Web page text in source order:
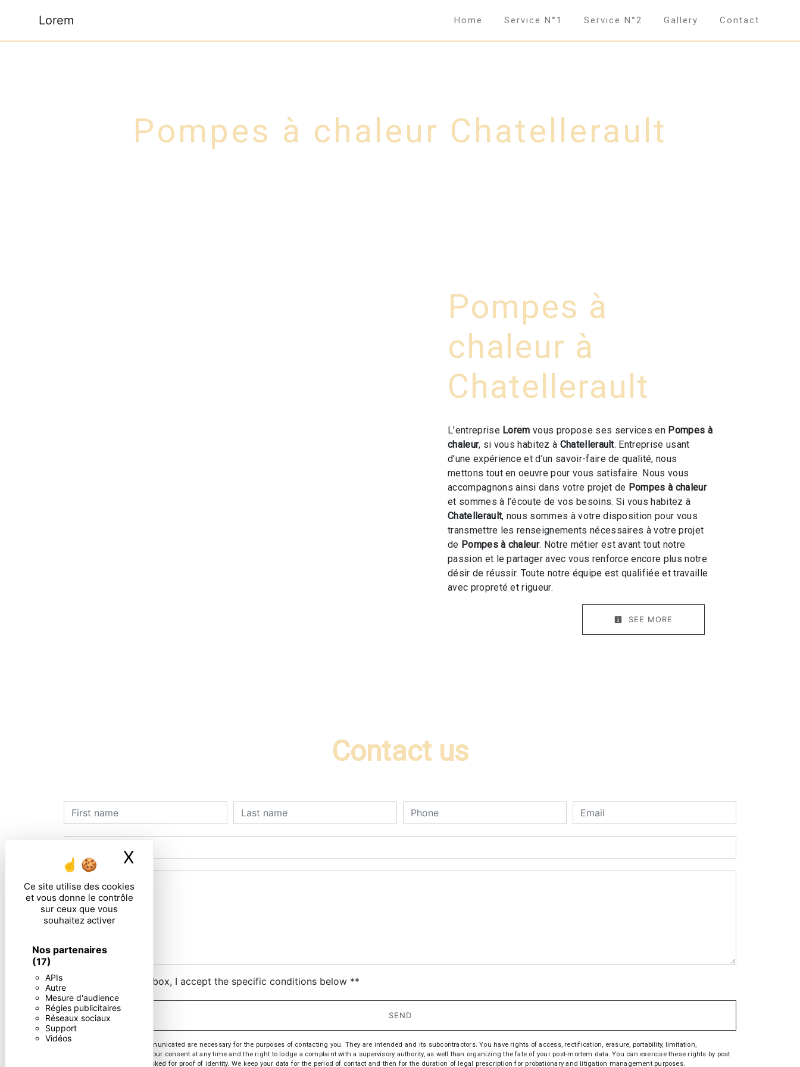
Ce site utilise des cookies
et vous donne le contrôle
sur ceux que vous
souhaitez activer
Nos partenaires
(17)
APIs
Autre
Mesure d'audience
Régies publicitaires
Réseaux sociaux
Support
Vidéos
X Masquer le bandeau des cookies
Lorem Home Service N°1 Service N°2 Gallery Contact
Pompes à chaleur Chatellerault
Pompes à
chaleur à
Chatellerault
L’entreprise Lorem vous propose ses services en Pompes à
chaleur, si vous habitez à Chatellerault. Entreprise usant
d’une expérience et d’un savoir-faire de qualité, nous
mettons tout en oeuvre pour vous satisfaire. Nous vous
accompagnons ainsi dans votre projet de Pompes à chaleur
et sommes à l’écoute de vos besoins. Si vous habitez à
Chatellerault, nous sommes à votre disposition pour vous
transmettre les renseignements nécessaires à votre projet
de Pompes à chaleur. Notre métier est avant tout notre
passion et le partager avec vous renforce encore plus notre
désir de réussir. Toute notre équipe est qualifiée et travaille
avec propreté et rigueur.
SEE MORE
Contact us
By checking this box, I accept the specific conditions below **
SEND
** The personal data communicated are necessary for the purposes of contacting you. They are intended and its subcontractors. You have rights of access, rectification, erasure, portability, limitation,
opposition, withdrawal of your consent at any time and the right to lodge a complaint with a supervisory authority, as well than organizing the fate of your post-mortem data. You can exercise these rights by post
or by email. You may be asked for proof of identity. We keep your data for the period of contact and then for the duration of legal prescription for probationary and litigation management purposes.